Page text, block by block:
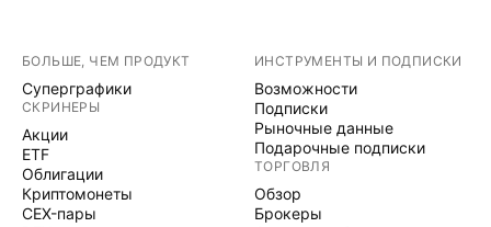
БОЛЬШЕ, ЧЕМ ПРОДУКТ
Суперграфики
СКРИНЕРЫ
Акции
ETF
Облигации
Криптомонеты
CEX-пары
ИНСТРУМЕНТЫ И ПОДПИСКИ
Возможности
Подписки
Рыночные данные
Подарочные подписки
ТОРГОВЛЯ
Обзор
Брокеры